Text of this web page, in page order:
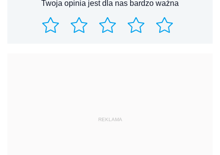
Twoja opinia jest dla nas bardzo ważna
REKLAMA